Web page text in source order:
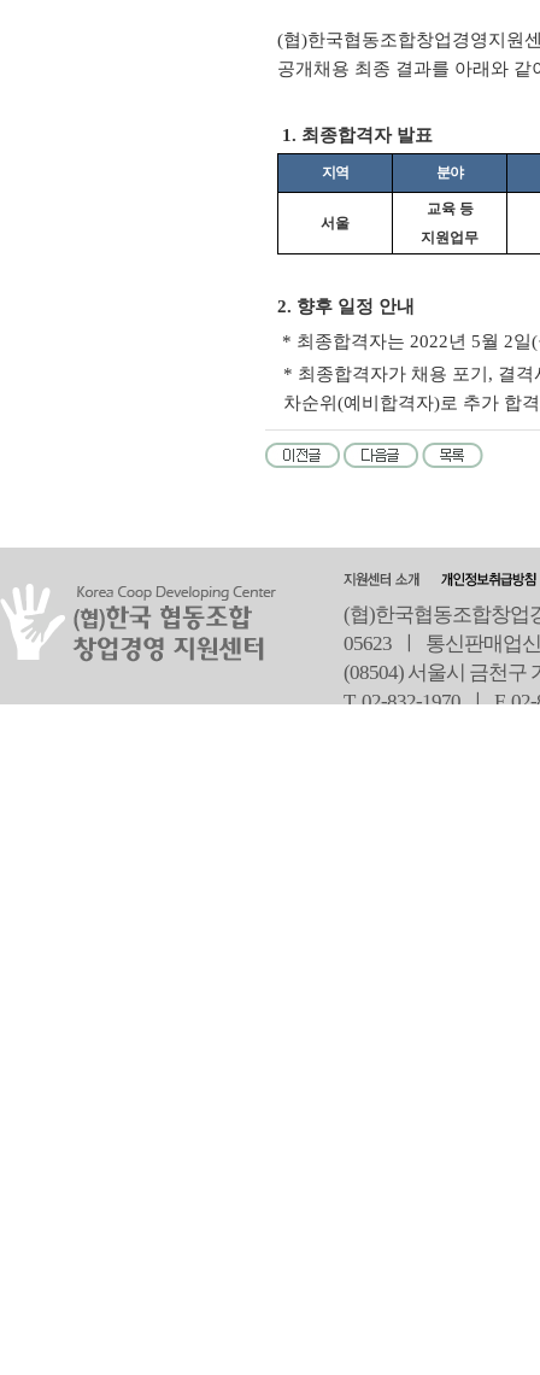
(협)한국협동조합창업경영지원
공개채용 최종 결과를 아래와 같
1. 최종합격자 발표
지역 분야
서울
교육 등
지원업무
2. 향후 일정 안내
* 최종합격자는 2022년 5월 2일(
* 최종합격자가 채용 포기 , 결격
차순위(예비합격자)로 추가 합
(협)한국협동조합창업
05623 ㅣ 통신판매업
(08504) 서울시 금천구
T 02-832-1970 ㅣF